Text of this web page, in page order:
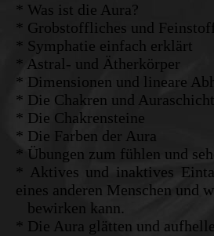
* Was ist die Aura?
* Grobstoffliches und
* Symphatie einfach erklärt
* Astral- und Ätherkörper
* Dimensionen und lineare
* Die Chakren und
* Die Chakrensteine
* Die Farben der Aura
* Übungen zum fühlen und
* Aktives und inaktives
eines anderen Menschen und
bewirken kann.
* Die Aura glätten und